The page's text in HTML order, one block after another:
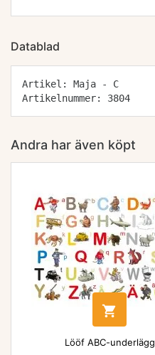
Datablad
Artikel: Maja - C
Artikelnummer: 3804
Andra har även köpt

Lööf ABC-underlägg